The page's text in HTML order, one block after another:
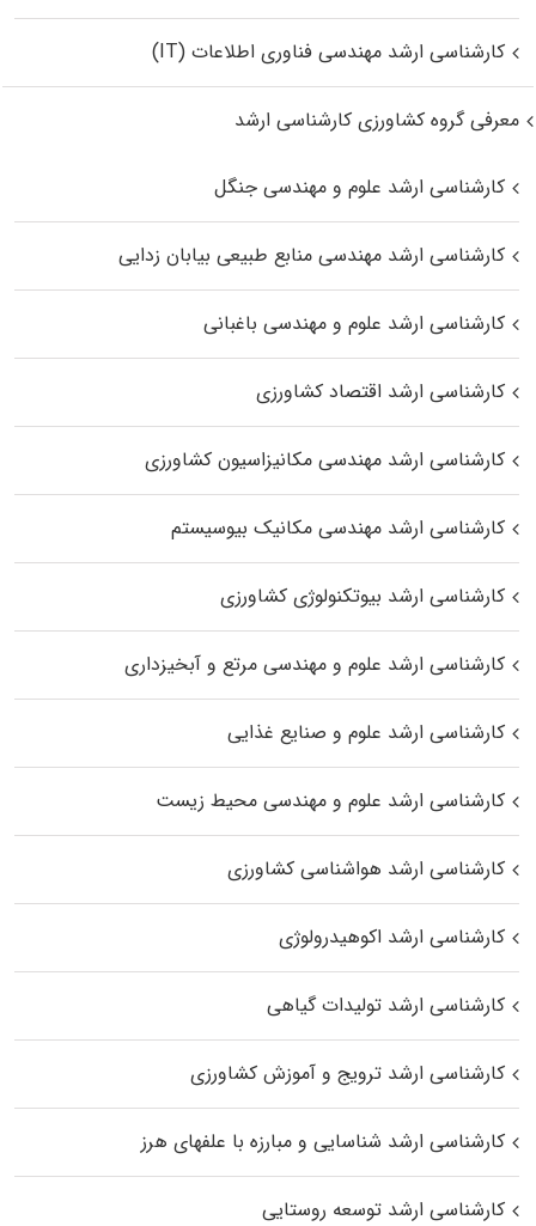
کارشناسی ارشد مهندسی فناوری اطلاعات (IT)
معرفی گروه کشاورزی کارشناسی ارشد
کارشناسی ارشد علوم و مهندسی جنگل
کارشناسی ارشد مهندسی منابع طبیعی بیابان زدایی
کارشناسی ارشد علوم و مهندسی باغبانی
کارشناسی ارشد اقتصاد کشاورزی
کارشناسی ارشد مهندسی مکانیزاسیون کشاورزی
کارشناسی ارشد مهندسی مکانیک بیوسیستم
کارشناسی ارشد بیوتکنولوژی کشاورزی
کارشناسی ارشد علوم و مهندسی مرتع و آبخیزداری
کارشناسی ارشد علوم و صنایع غذایی
کارشناسی ارشد علوم و مهندسی محیط زیست
کارشناسی ارشد هواشناسی کشاورزی
کارشناسی ارشد اکوهیدرولوژی
کارشناسی ارشد تولیدات گیاهی
کارشناسی ارشد ترویج و آموزش کشاورزی
کارشناسی ارشد شناسایی و مبارزه با علفهای هرز
کارشناسی ارشد توسعه روستایی